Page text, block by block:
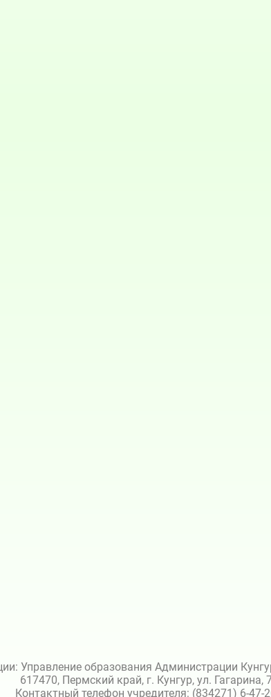
Управление образования Администрации
617470, Пермский край, г. Кунгур, ул. Гагарина,
Контактный телефон учредителя: (834271) 6-47-